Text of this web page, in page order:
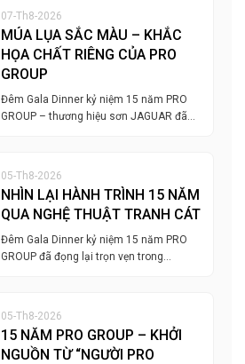
07-Th8-2026
MÚA LỤA SẮC MÀU – KHẮC
HỌA CHẤT RIÊNG CỦA PRO
GROUP
Đêm Gala Dinner kỷ niệm 15 năm PRO
GROUP – thương hiệu sơn JAGUAR đã…
05-Th8-2026
NHÌN LẠI HÀNH TRÌNH 15 NĂM
QUA NGHỆ THUẬT TRANH CÁT
Đêm Gala Dinner kỷ niệm 15 năm PRO
GROUP đã đọng lại trọn vẹn trong…
05-Th8-2026
15 NĂM PRO GROUP – KHỞI
NGUỒN TỪ “NGƯỜI PRO